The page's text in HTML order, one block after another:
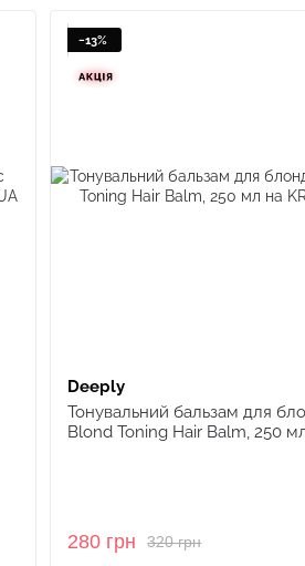
−13%
Deeply
Тонувальний бальзам для
Blond Toning Hair Balm, 250
320 грн
280 грн